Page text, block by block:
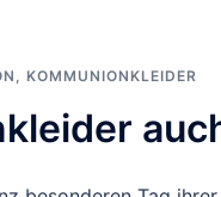
, KOMMUNIONKLEIDER